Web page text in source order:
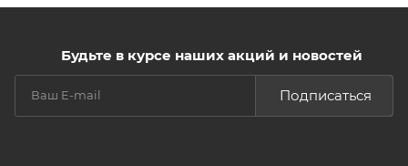
Будьте в курсе наших акций и новостей
Подписаться